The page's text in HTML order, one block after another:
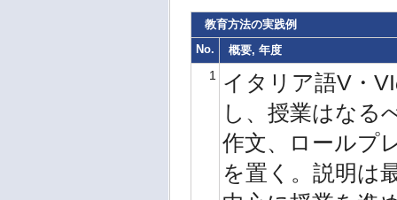
教育方法の実践例
No.
概要, 年度
1
イタリア語V・
し、授業はなる
作文、ロールプ
を置く。説明は